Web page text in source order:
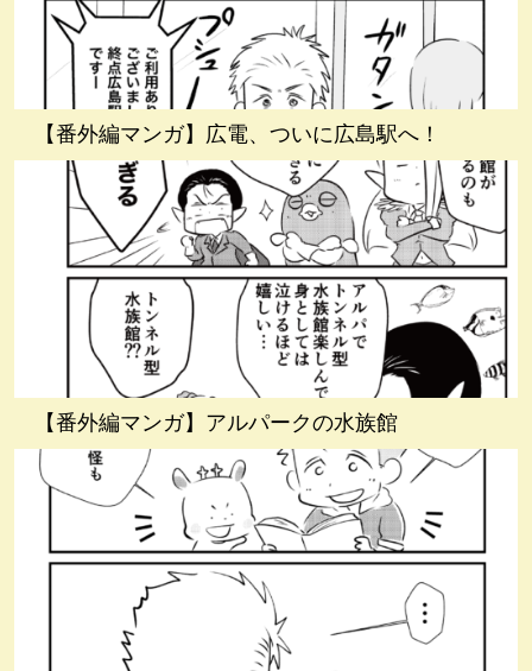
【番外編マンガ】広電、ついに広島駅へ！
【番外編マンガ】アルパークの水族館